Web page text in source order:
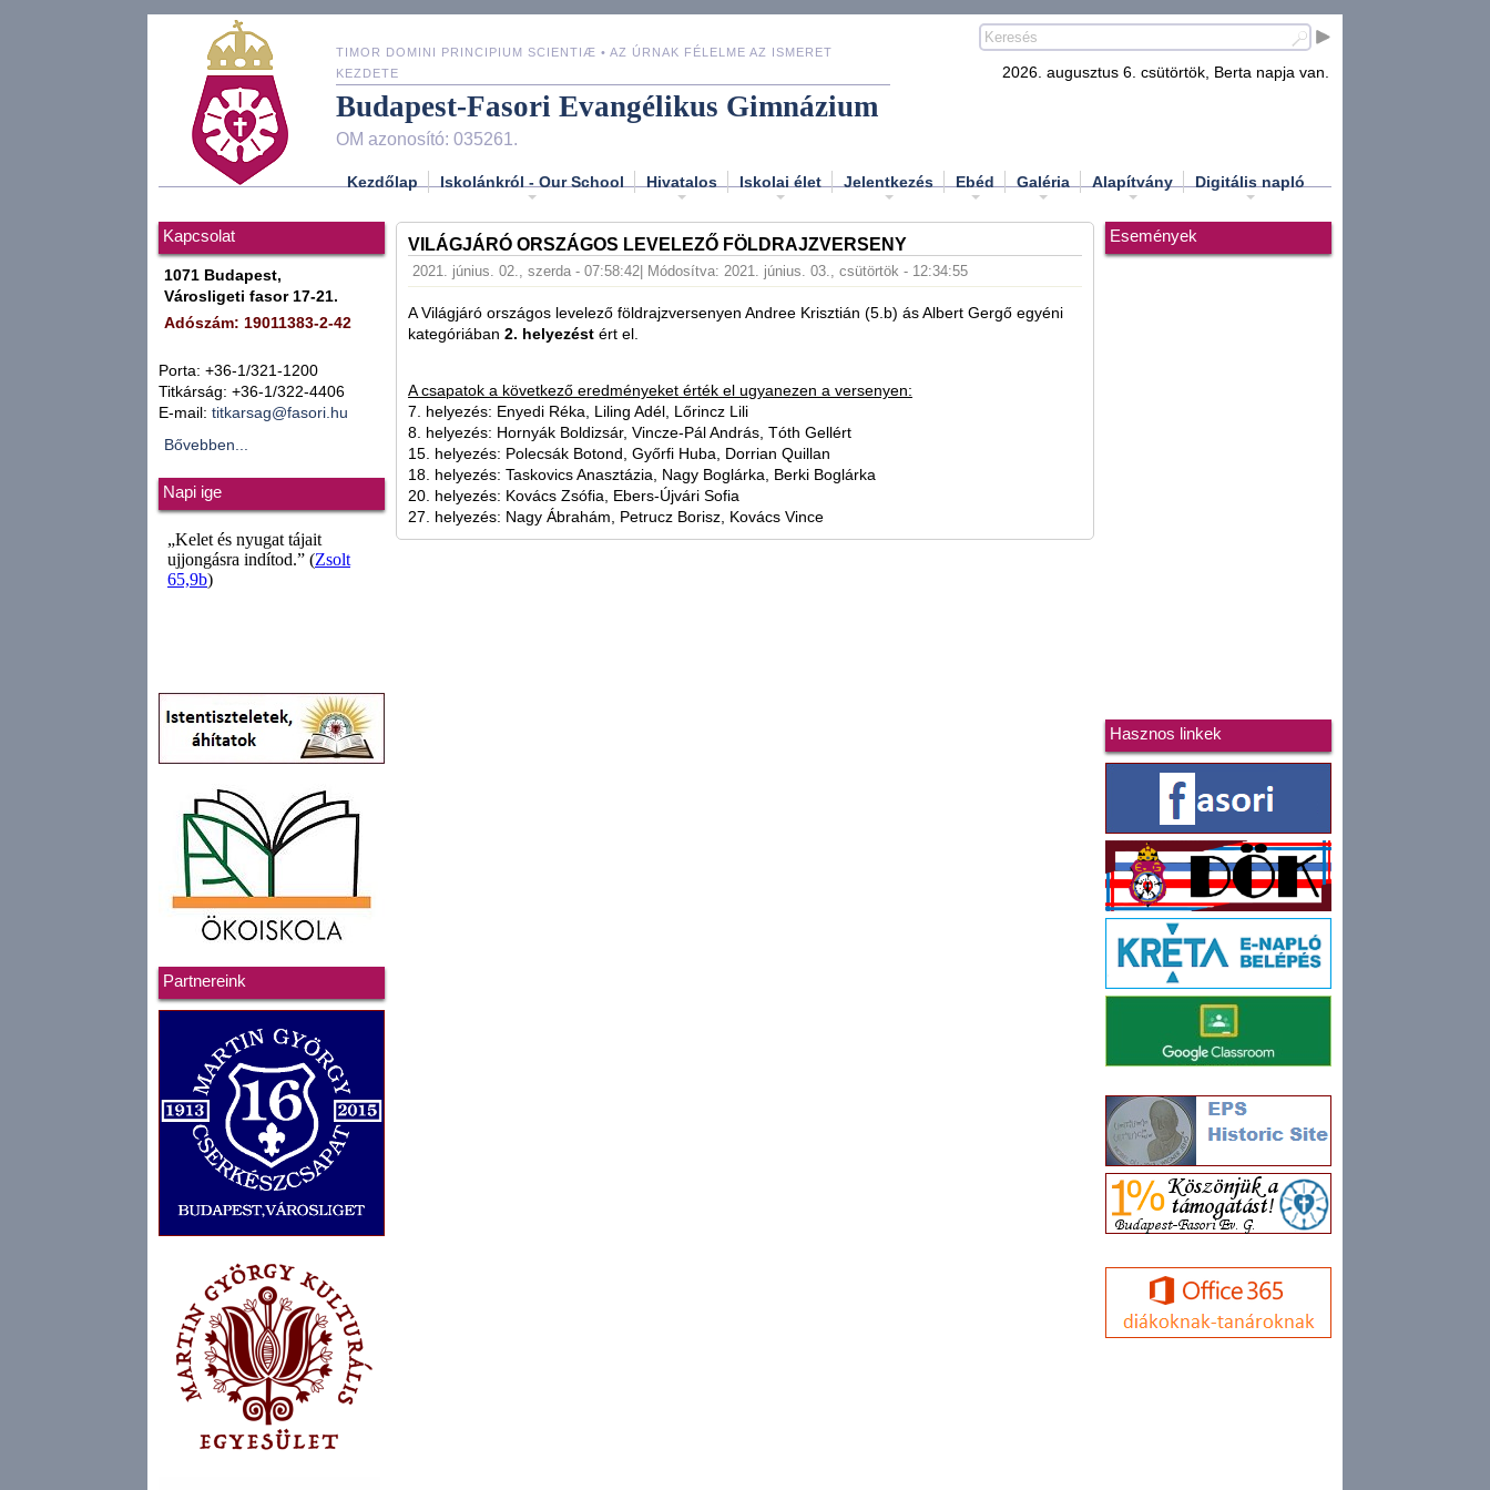
TIMOR DOMINI PRINCIPIUM SCIENTIÆ • AZ ÚRNAK FÉLELME AZ ISMERET
KEZDETE
Budapest-Fasori Evangélikus Gimnázium
OM azonosító: 035261.
2026. augusztus 6. csütörtök, Berta napja van.
Kezdőlap Iskolánkról - Our School Hivatalos Iskolai élet Jelentkezés Ebéd Galéria Alapítvány Digitális napló
Kapcsolat
1071 Budapest,
Városligeti fasor 17-21.
Adószám: 19011383-2-42
Porta: +36-1/321-1200
Titkárság: +36-1/322-4406
E-mail: titkarsag@fasori.hu
Bővebben...
Napi ige
Partnereink
VILÁGJÁRÓ ORSZÁGOS LEVELEZŐ FÖLDRAJZVERSENY
2021. június. 02., szerda - 07:58:42 | Módosítva: 2021. június. 03., csütörtök - 12:34:55
A Világjáró országos levelező földrajzversenyen Andree Krisztián (5.b) ás Albert Gergő egyéni
kategóriában 2. helyezést ért el.
A csapatok a következő eredményeket érték el ugyanezen a versenyen:
7. helyezés: Enyedi Réka, Liling Adél, Lőrincz Lili
8. helyezés: Hornyák Boldizsár, Vincze-Pál András, Tóth Gellért
15. helyezés: Polecsák Botond, Győrfi Huba, Dorrian Quillan
18. helyezés: Taskovics Anasztázia, Nagy Boglárka, Berki Boglárka
20. helyezés: Kovács Zsófia, Ebers-Újvári Sofia
27. helyezés: Nagy Ábrahám, Petrucz Borisz, Kovács Vince
Események
Hasznos linkek